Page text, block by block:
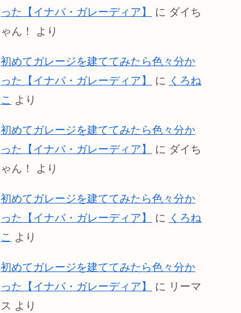
った【イナバ・ガレーディア】
に ダイち
ゃん！
より
初めてガレージを建ててみたら色々分か
った【イナバ・ガレーディア】
に くろね
こ より
初めてガレージを建ててみたら色々分か
った【イナバ・ガレーディア】
に ダイち
ゃん！
より
初めてガレージを建ててみたら色々分か
った【イナバ・ガレーディア】
に くろね
こ より
初めてガレージを建ててみたら色々分か
った【イナバ・ガレーディア】
に リーマ
ス より